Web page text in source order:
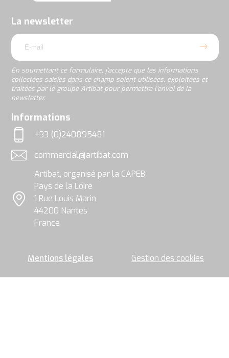
La newsletter
email
En soumettant ce formulaire, j’accepte que les informations
collectées saisies dans ce champ soient utilisées, exploitées et
traitées par le groupe Artibat pour permettre l’envoi de la
newsletter.
rgpd
j’accepte
les
informations
dans
ce
champ
soient
exploitées
et
traitées
par
le
Artibat
permettre
l’envoi
Informations
Téléphone
+33 (0)240895481
Adresse email
commercial@artibat.com
Localisation
Artibat, organisé par la CAPEB
Pays de la Loire
1 Rue Louis Marin
44200 Nantes
France
Mentions légales Gestion des cookies